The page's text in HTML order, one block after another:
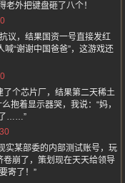
老外把键盘砸了八个！
议，结果国资一号直接发红
“谢谢中国爸爸”，这游戏还
个芯片厂，结果第二天稀土
抱着显示器哭，我说：“妈，
了……”
实某部委的内部测试账号，玩
崩了，策划现在天天给领导
寄了！”